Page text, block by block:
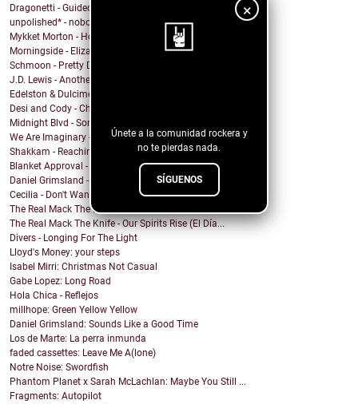
×
Únete a la comunidad rockera y
no te pierdas nada.
SÍGUENOS
Dragonetti - Guided by Stars
unpolished* - nobody knows
Mykket Morton - Home
Morningside - Elizabeth
Schmoon - Pretty Darn Pretty
J.D. Lewis - Another Life
Edelston & Dulcimer - Call Me (Blondie Cover)
Desi and Cody - Chanticleer
Midnight Blvd - Some other day
We Are Imaginary - Pinkish Hue
Shakkam - Reaching the Skies
Blanket Approval - Hot Sweaty Summer
Daniel Grimsland - Rock & Roll Christmas (George T...
Cecilia - Don't Wanna Cry
The Real Mack The Knife - Club Sevilla
The Real Mack The Knife - Our Spirits Rise (El Día...
Divers - Longing For The Light
Lloyd's Money: your steps
Isabel Mirri: Christmas Not Casual
Gabe Lopez: Long Road
Hola Chica - Reflejos
millhope: Green Yellow Yellow
Daniel Grimsland: Sounds Like a Good Time
Los de Marte: La perra inmunda
faded cassettes: Leave Me A(lone)
Notre Noise: Swordfish
Phantom Planet x Sarah McLachlan: Maybe You Still ...
Fragments: Autopilot